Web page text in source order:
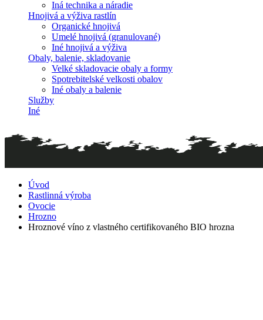
Iná technika a náradie
Hnojivá a výživa rastlín
Organické hnojivá
Umelé hnojivá (granulované)
Iné hnojivá a výživa
Obaly, balenie, skladovanie
Velké skladovacie obaly a formy
Spotrebitelské velkosti obalov
Iné obaly a balenie
Služby
Iné
Úvod
Rastlinná výroba
Ovocie
Hrozno
Hroznové víno z vlastného certifikovaného BIO hrozna